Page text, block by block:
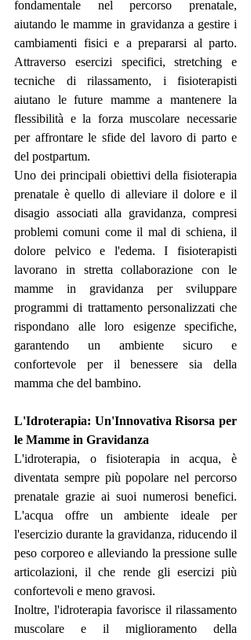
fondamentale nel percorso prenatale,
aiutando le mamme in gravidanza a gestire i
cambiamenti fisici e a prepararsi al parto.
Attraverso esercizi specifici, stretching e
tecniche di rilassamento, i fisioterapisti
aiutano le future mamme a mantenere la
flessibilità e la forza muscolare necessarie
per affrontare le sfide del lavoro di parto e
del postpartum.
Uno dei principali obiettivi della fisioterapia
prenatale è quello di alleviare il dolore e il
disagio associati alla gravidanza, compresi
problemi comuni come il mal di schiena, il
dolore pelvico e l'edema. I fisioterapisti
lavorano in stretta collaborazione con le
mamme in gravidanza per sviluppare
programmi di trattamento personalizzati che
rispondano alle loro esigenze specifiche,
garantendo un ambiente sicuro e
confortevole per il benessere sia della
mamma che del bambino.
L'Idroterapia: Un'Innovativa Risorsa per
le Mamme in Gravidanza
L'idroterapia, o fisioterapia in acqua, è
diventata sempre più popolare nel percorso
prenatale grazie ai suoi numerosi benefici.
L'acqua offre un ambiente ideale per
l'esercizio durante la gravidanza, riducendo il
peso corporeo e alleviando la pressione sulle
articolazioni, il che rende gli esercizi più
confortevoli e meno gravosi.
Inoltre, l'idroterapia favorisce il rilassamento
muscolare e il miglioramento della